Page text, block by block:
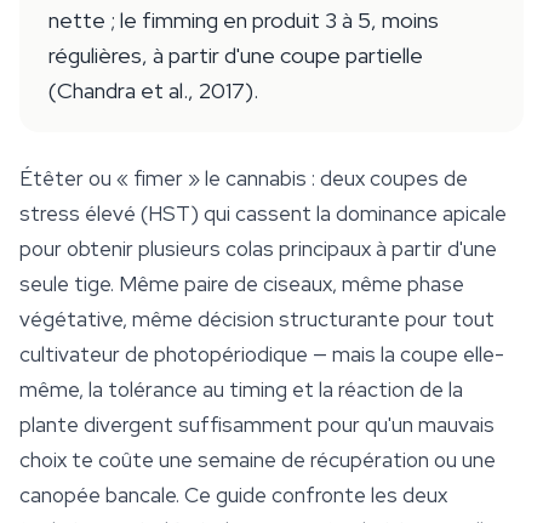
nette ; le fimming en produit 3 à 5, moins
régulières, à partir d'une coupe partielle
(Chandra et al., 2017).
Étêter ou « fimer » le cannabis : deux coupes de
stress élevé (HST) qui cassent la dominance apicale
pour obtenir plusieurs colas principaux à partir d'une
seule tige. Même paire de ciseaux, même phase
végétative, même décision structurante pour tout
cultivateur de photopériodique — mais la coupe elle-
même, la tolérance au timing et la réaction de la
plante divergent suffisamment pour qu'un mauvais
choix te coûte une semaine de récupération ou une
canopée bancale. Ce guide confronte les deux